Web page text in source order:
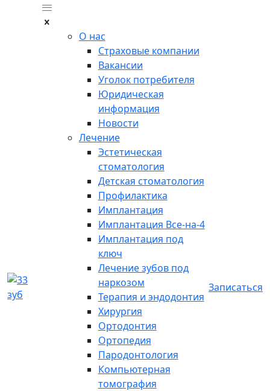
О нас
Страховые компании
Вакансии
Уголок потребителя
Юридическая
информация
Новости
Лечение
Эстетическая
стоматология
Детская стоматология
Профилактика
Имплантация
Имплантация Все-на-4
Имплантация под
ключ
Лечение зубов под
наркозом
Терапия и эндодонтия
Хирургия
Ортодонтия
Ортопедия
Пародонтология
Компьютерная
томография
Записаться